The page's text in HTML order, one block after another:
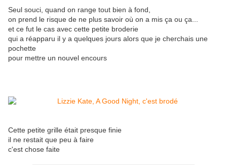
Seul souci, quand on range tout bien à fond,
on prend le risque de ne plus savoir où on a mis ça ou ça...
et ce fut le cas avec cette petite broderie
qui a réapparu il y a quelques jours alors que je cherchais une
pochette
pour mettre un nouvel encours
Cette petite grille était presque finie
il ne restait que peu à faire
c'est chose faite